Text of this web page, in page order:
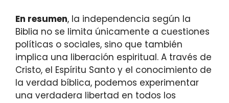
En resumen, la independencia según la
Biblia no se limita únicamente a cuestiones
políticas o sociales, sino que también
implica una liberación espiritual. A través de
Cristo, el Espíritu Santo y el conocimiento de
la verdad bíblica, podemos experimentar
una verdadera libertad en todos los